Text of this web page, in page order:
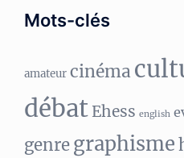
Mots-clés
amateur cinéma
débat Ehess english
genregraphisme